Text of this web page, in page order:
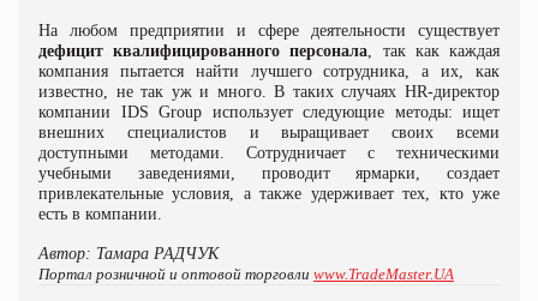
На любом предприятии и сфере деятельности существует
дефицит квалифицированного персонала , так как каждая
компания пытается найти лучшего сотрудника, а их, как
известно, не так уж и много. В таких случаях HR-директор
компании IDS Group использует следующие методы: ищет
внешних специалистов и выращивает своих всеми
доступными методами. Сотрудничает с техническими
учебными заведениями, проводит ярмарки, создает
привлекательные условия, а также удерживает тех, кто уже
есть в компании.
Автор: Тамара РАДЧУК
Портал розничной и оптовой торговли www.TradeMaster.UA